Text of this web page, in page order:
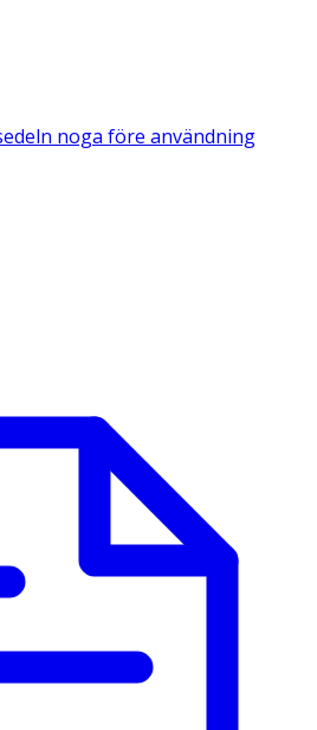
noga före användning